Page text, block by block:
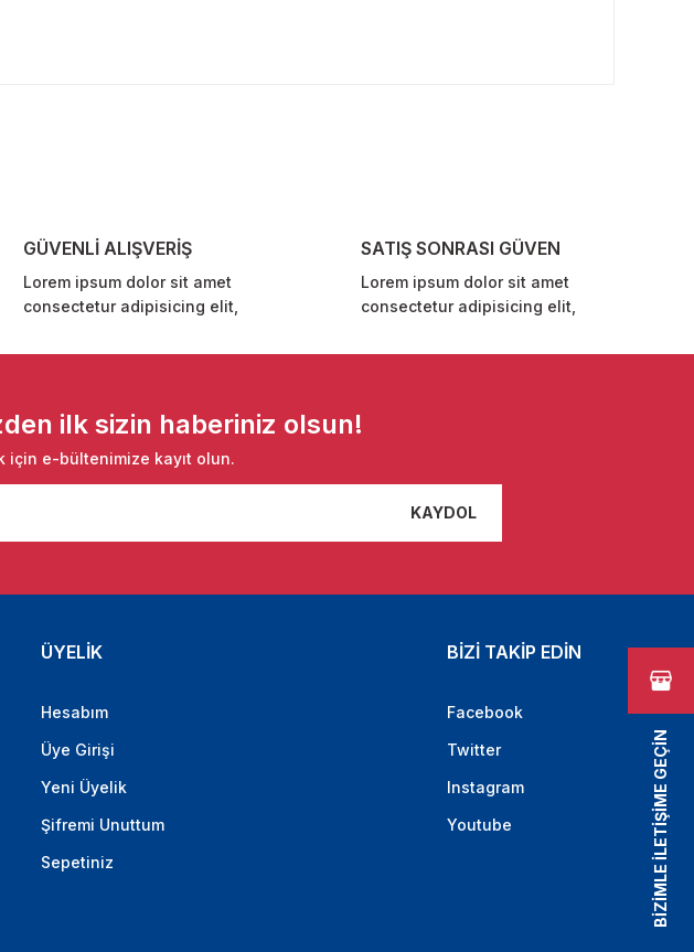
GÜVENLİ ALIŞVERİŞ
Lorem ipsum dolor sit amet
consectetur adipisicing elit,
SATIŞ SONRASI GÜVEN
Lorem ipsum dolor sit amet
consectetur adipisicing elit,
ilk sizin haberiniz olsun!
için e-bültenimize kayıt olun.
KAYDOL
ÜYELİK
Hesabım
Üye Girişi
Yeni Üyelik
Şifremi Unuttum
Sepetiniz
BİZİ TAKİP EDİN
Facebook
Twitter
Instagram
Youtube
BİZİMLE İLETİŞİME GEÇİN